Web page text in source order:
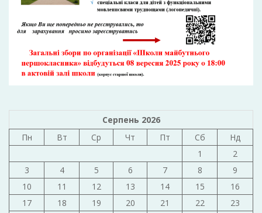
Серпень 2026
Пн
Вт Ср Чт Пт Сб
Нд
1
2
3
4 5 6 7 8
9
10
11 12 13 14 15
16
17
18 19 20 21 22
23